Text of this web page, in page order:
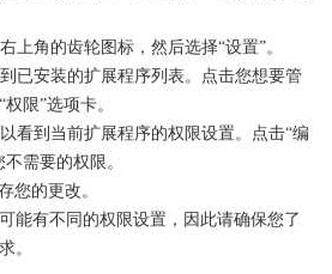
上角的齿轮图标，然后选择“设置”。
已安装的扩展程序列表。点击您想要管
限”选项卡。
看到当前扩展程序的权限设置。点击“编
需要的权限。
您的更改。
能有不同的权限设置，因此请确保您了
。